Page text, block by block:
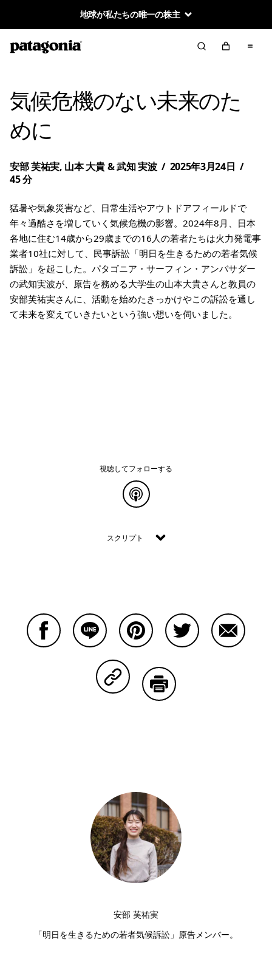
地球が私たちの唯一の株主
気候危機のない未来のた
めに
安部 芙祐実, 山本 大貴 & 武知 実波 / 2025年3月24日 /
45 分
猛暑や気象災害など、日常生活やアウトドアフィールドで
年々過酷さを増していく気候危機の影響。2024年8月、日本
各地に住む14歳から29歳までの16人の若者たちは火力発電事
業者10社に対して、民事訴訟「明日を生きるための若者気候
訴訟」を起こした。パタゴニア・サーフィン・アンバサダー
の武知実波が、原告を務める大学生の山本大貴さんと教員の
安部芙祐実さんに、活動を始めたきっかけやこの訴訟を通し
て未来を変えていきたいという強い想いを伺いました。
視聴してフォローする
スクリプト
Copy Linkで共有する
安部 芙祐実
「明日を生きるための若者気候訴訟」原告メンバー。